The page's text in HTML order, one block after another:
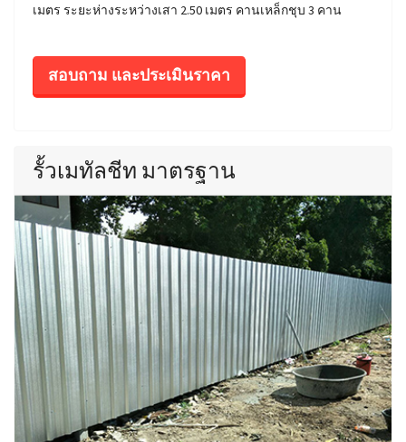
เมตร ระยะห่างระหว่างเสา 2.50 เมตร คานเหล็กชุบ 3 คาน
สอบถาม และประเมินราคา
รั้วเมทัลชีท มาตรฐาน